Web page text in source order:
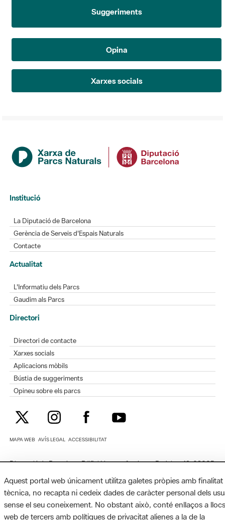
Suggeriments
Opina
Xarxes socials
Institució
La Diputació de Barcelona
Gerència de Serveis d'Espais Naturals
Contacte
Actualitat
L'Informatiu dels Parcs
Gaudim als Parcs
Directori
Directori de contacte
Xarxes socials
Aplicacions mòbils
Bústia de suggeriments
Opineu sobre els parcs
MAPA WEB AVÍS LEGAL ACCESSIBILITAT
Diputació de Barcelona. Edifici Llacuna, 1a planta. Badajoz, 49. 08005
Aquest portal web únicament utilitza galetes pròpies amb finalitat
tècnica, no recapta ni cedeix dades de caràcter personal dels
sense el seu coneixement. No obstant això, conté enllaços a llocs
web de tercers amb polítiques de privacitat alienes a la de la